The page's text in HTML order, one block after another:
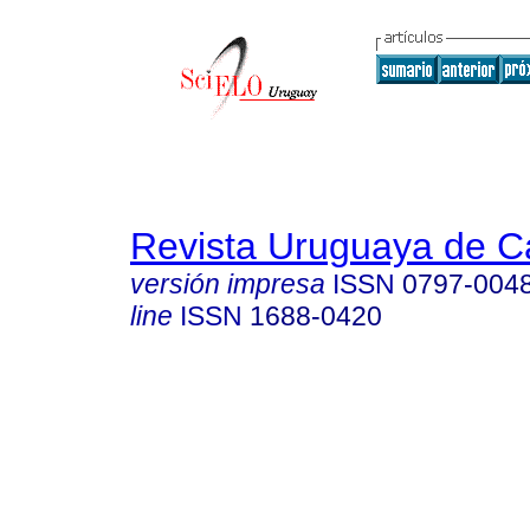
Revista Uruguaya de
versión impresa ISSN 0797-
line ISSN 1688-0420